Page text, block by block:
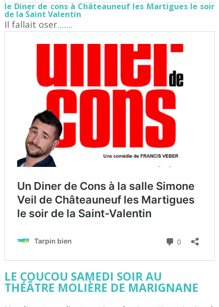
le Diner de cons à Châteauneuf les Martigues le soir
de la Saint Valentin
Il fallait oser…….
LE COUCOU SAMEDI SOIR AU
THÉÂTRE MOLIÈRE DE MARIGNANE